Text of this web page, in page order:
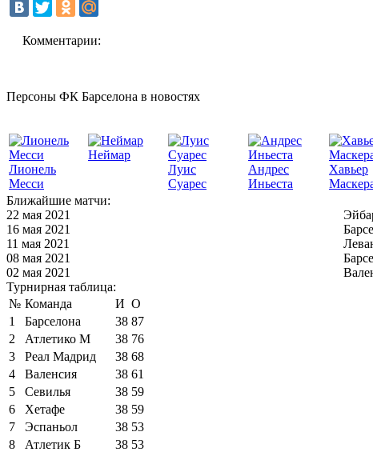
Комментарии:
Персоны ФК Барселона в новостях
Лионель
Месси
Неймар
Луис
Суарес
Андрес
Иньеста
Хавьер
Ближайшие матчи:
22 мая 2021
16 мая 2021
11 мая 2021
08 мая 2021
02 мая 2021
Турнирная таблица:
№ Команда И О
1
Барселона 38 87
2
Атлетико М 38 76
3
Реал Мадрид 38 68
4
Валенсия 38 61
5
Севилья 38 59
6
Хетафе 38 59
7
Эспаньол 38 53
8
Атлетик Б 38 53